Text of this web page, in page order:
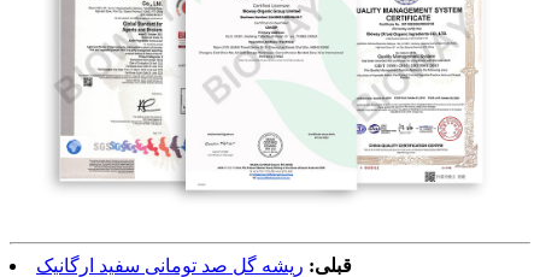
قبلی: ریشه گل صد تومانی سفید ارگانیک